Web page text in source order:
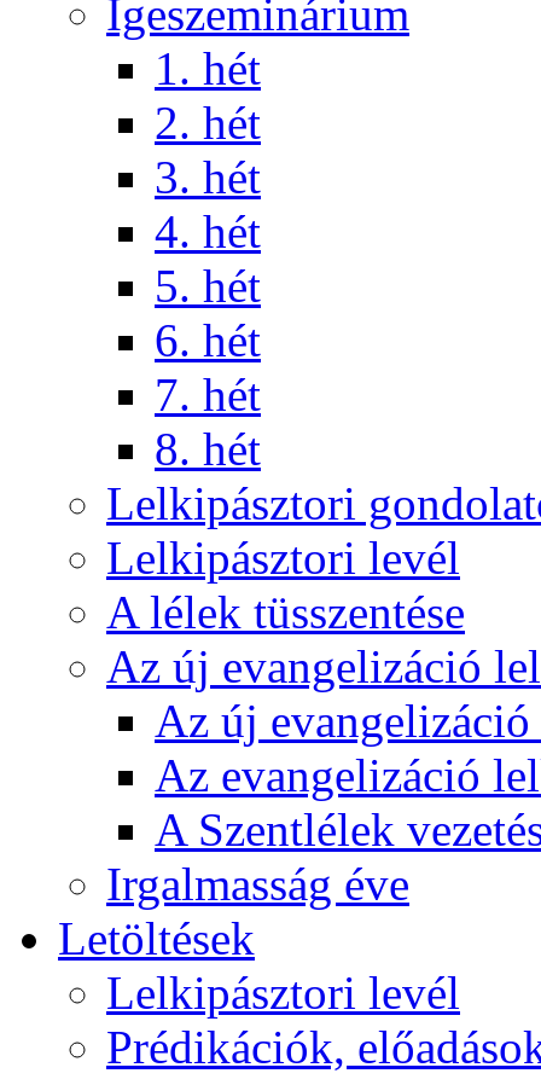
Igeszeminárium
1. hét
2. hét
3. hét
4. hét
5. hét
6. hét
7. hét
8. hét
Lelkipásztori
Lelkipásztori levél
A lélek tüsszentése
Az új evangelizáció
Az új
Az evangelizáció
A Szentlélek
Irgalmasság éve
Letöltések
Lelkipásztori levél
Prédikációk,